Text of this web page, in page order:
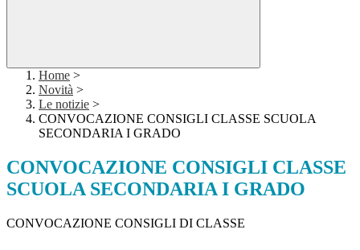
Home >
Novità >
Le notizie >
CONVOCAZIONE CONSIGLI CLASSE SCUOLA
SECONDARIA I GRADO
CONVOCAZIONE CONSIGLI CLASSE
SCUOLA SECONDARIA I GRADO
CONVOCAZIONE CONSIGLI DI CLASSE